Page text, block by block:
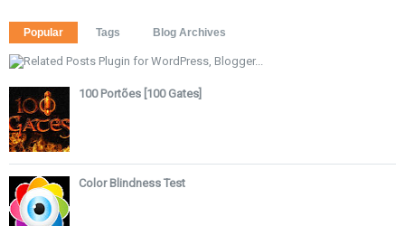
Popular Tags Blog Archives
100 Portões [100 Gates]
Color Blindness Test